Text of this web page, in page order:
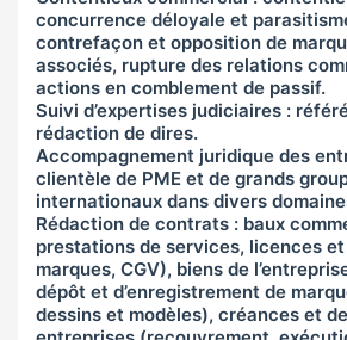
concurrence déloyale et
contrefaçon et opposition de
associés, rupture des relations
actions en comblement de passif.
Suivi d’expertises judiciaires :
rédaction de dires.
Accompagnement juridique des
clientèle de PME et de grands
internationaux dans divers
Rédaction de contrats : baux
prestations de services, licences
marques, CGV), biens de
dépôt et d’enregistrement de
dessins et modèles), créances et